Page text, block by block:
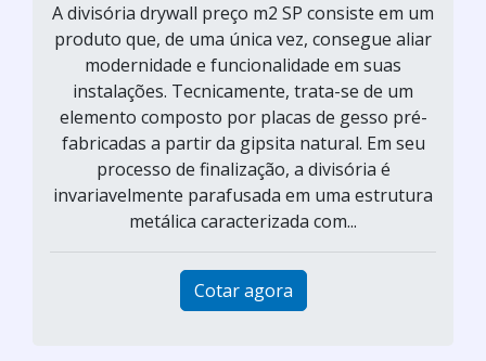
A divisória drywall preço m2 SP consiste em um
produto que, de uma única vez, consegue aliar
modernidade e funcionalidade em suas
instalações. Tecnicamente, trata-se de um
elemento composto por placas de gesso pré-
fabricadas a partir da gipsita natural. Em seu
processo de finalização, a divisória é
invariavelmente parafusada em uma estrutura
metálica caracterizada com...
Cotar agora